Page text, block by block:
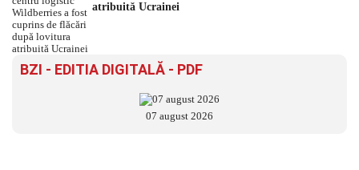
atribuită Ucrainei
BZI - EDITIA DIGITALĂ - PDF
07 august 2026